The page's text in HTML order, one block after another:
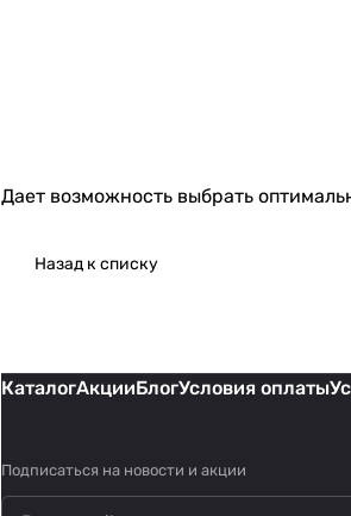
Дает возможность выбрать
Назад к списку
КаталогАкцииБлогУсловия оплаты
Подписаться на новости и акции